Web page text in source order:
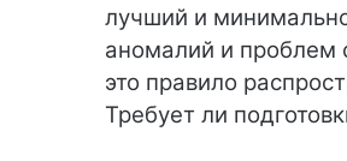
лучший и
аномалий и проблем
это правило
Требует ли